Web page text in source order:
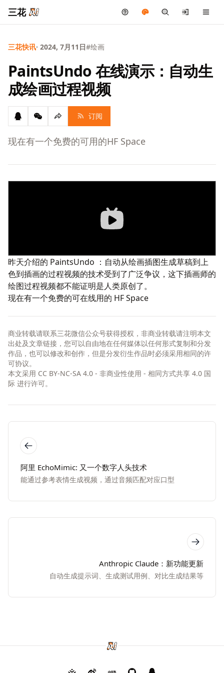
三花
三花快讯· 2024, 7月11日#绘画
PaintsUndo 在线演示：自动生
成绘画过程视频
订阅
现在有一个免费的可用的HF Space
昨天介绍的 PaintsUndo ：自动从绘画插图生成草稿到上
色到插画的过程视频的技术受到了广泛争议，这下插画师的
绘图过程视频都不能证明是人类原创了。
现在有一个免费的可在线用的 HF Space
商业转载请联系三花微信公众号获得授权，非商业转载请注明本文
出处及文章链接，您可以自由地在任何媒体以任何形式复制和分发
作品，也可以修改和创作，但是分发衍生作品时必须采用相同的许
可协议。
本文采用 CC BY-NC-SA 4.0 - 非商业性使用 - 相同方式共享 4.0 国
际 进行许可。
阿里 EchoMimic: 又一个数字人头技术
能通过参考表情生成视频，通过音频匹配对应口型
Anthropic Claude：新功能更新
自动生成提示词、生成测试用例、对比生成结果等